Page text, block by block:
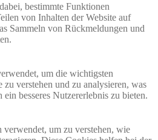
bestimmte Funktionen
von Inhalten der Website auf
Sammeln von Rückmeldungen und
um die wichtigsten
zu verstehen und zu analysieren, was
besseres Nutzererlebnis zu bieten.
um zu verstehen, wie